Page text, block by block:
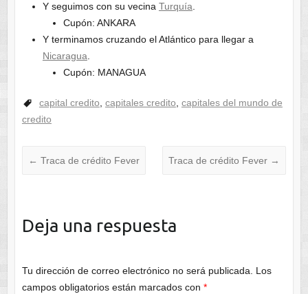
Y seguimos con su vecina Turquía
Cupón: ANKARA
Y terminamos cruzando el Atlántico para llegar a
Nicaragua
Cupón: MANAGUA
capital credito capitales credito capitales del mundo de
credito
← Traca de crédito Fever Traca de crédito Fever →
Deja una respuesta
Tu dirección de correo electrónico no será publicada.
Los
campos obligatorios están marcados con *